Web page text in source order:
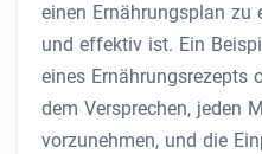
einen Ernährungsplan zu
und effektiv ist. Ein
eines Ernährungsrezepts
dem Versprechen, jeden
vorzunehmen, und die